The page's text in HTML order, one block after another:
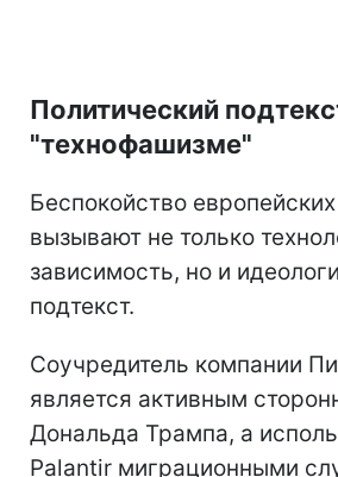
Политический
"технофашизме"
Беспокойство
вызывают не только
зависимость, но и
подтекст.
Соучредитель компании
является активным
Дональда Трампа, а
Palantir миграционными